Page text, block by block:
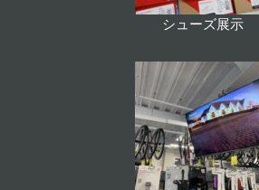
シューズ展示